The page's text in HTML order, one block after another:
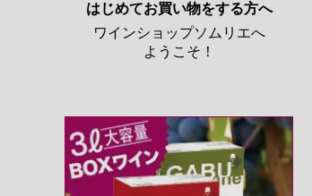
はじめてお買い物をする方へ
ワインショップソムリエへ
ようこそ！